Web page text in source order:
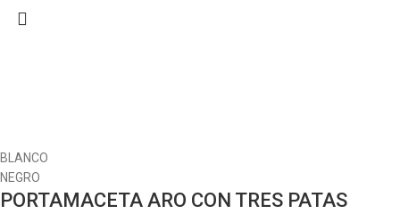
BLANCO
NEGRO
PORTAMACETA ARO CON TRES PATAS